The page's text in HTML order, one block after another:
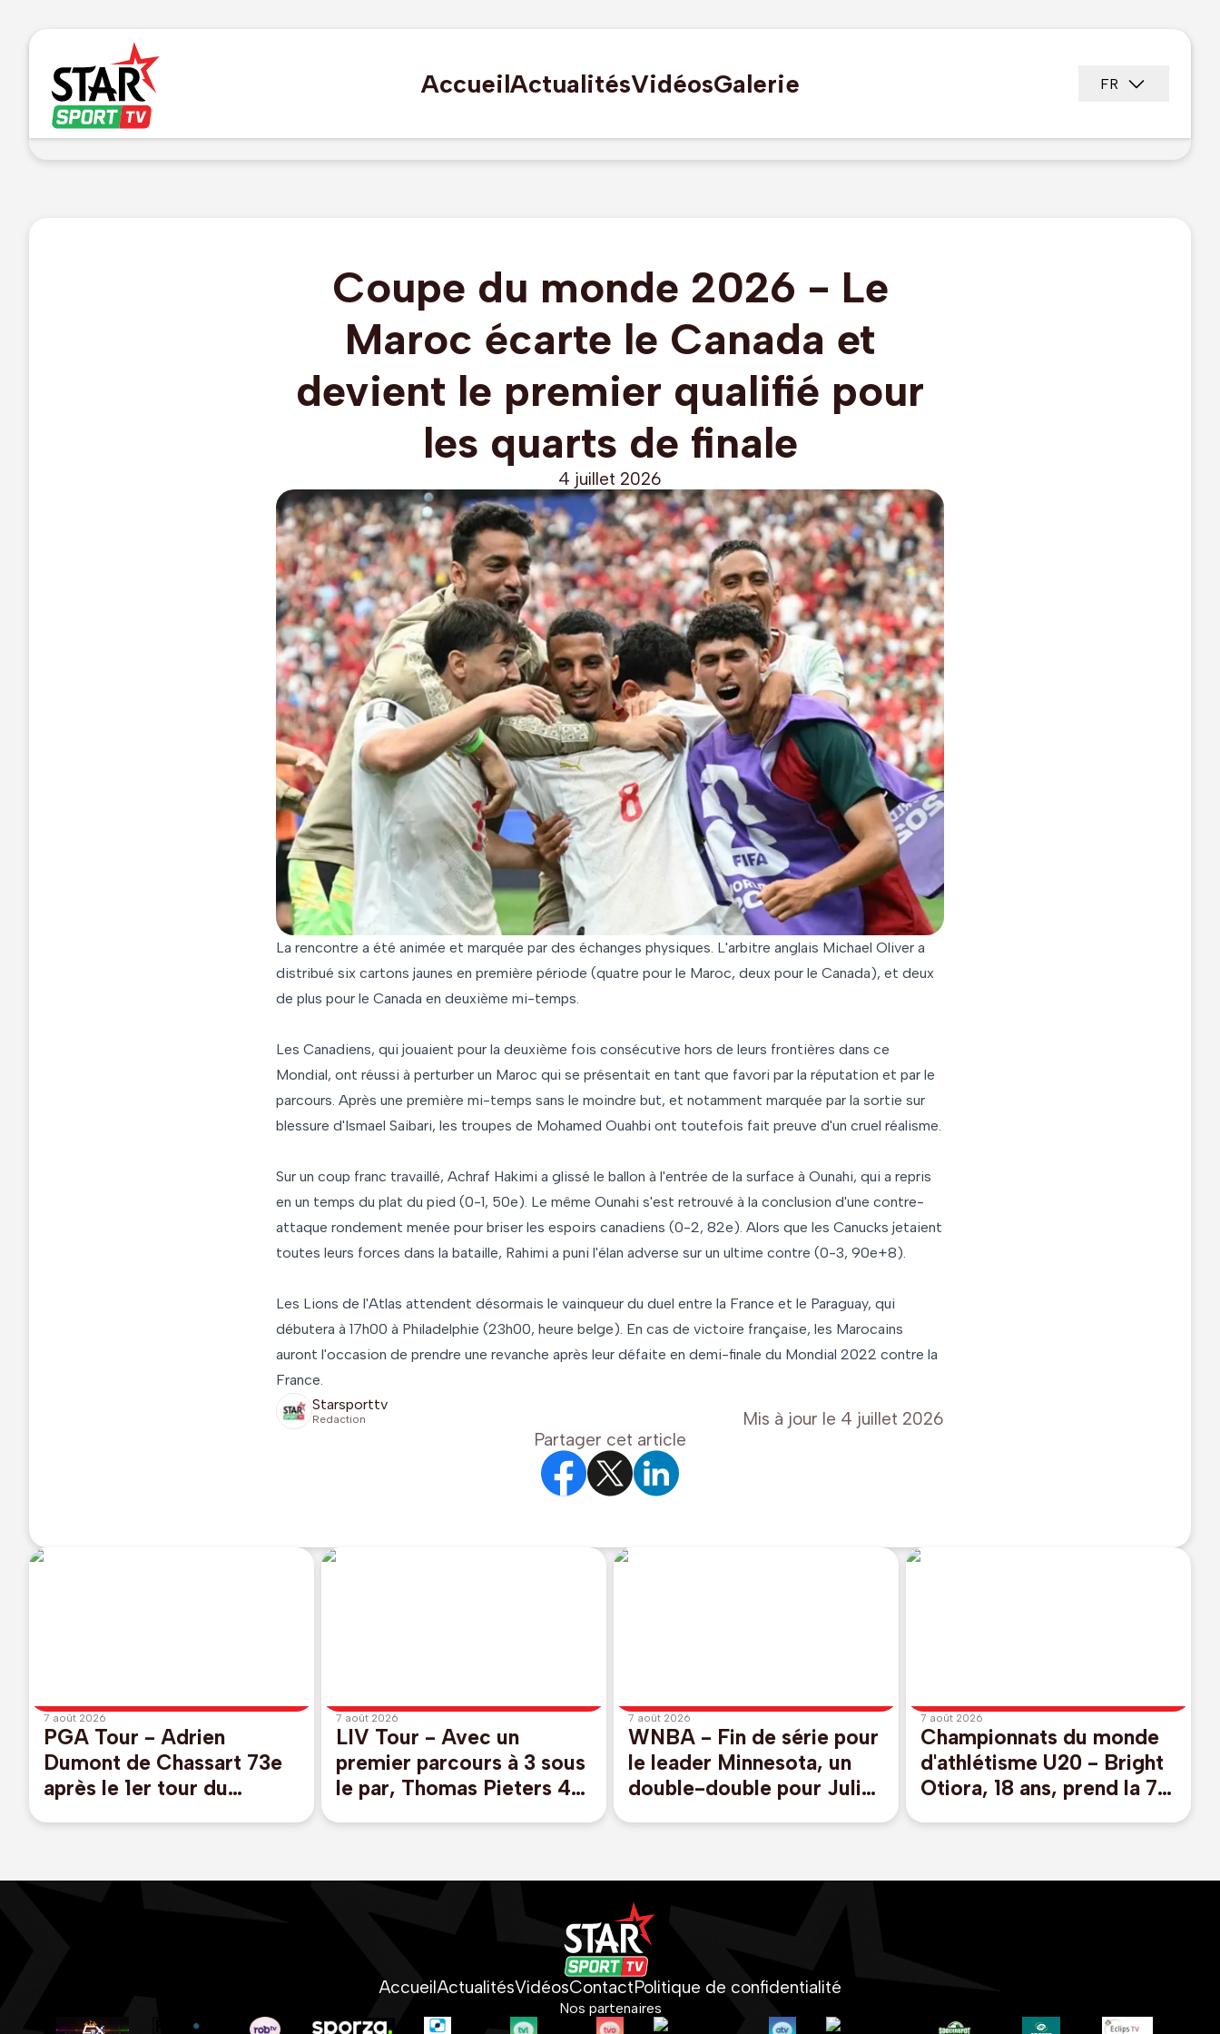
AccueilActualitésVidéosGalerie FR
Coupe du monde 2026 - Le
Maroc écarte le Canada et
devient le premier qualifié pour
les quarts de finale
4 juillet 2026
La rencontre a été animée et marquée par des échanges physiques. L'arbitre anglais Michael Oliver a
distribué six cartons jaunes en première période (quatre pour le Maroc, deux pour le Canada), et deux
de plus pour le Canada en deuxième mi-temps.
Les Canadiens, qui jouaient pour la deuxième fois consécutive hors de leurs frontières dans ce
Mondial, ont réussi à perturber un Maroc qui se présentait en tant que favori par la réputation et par le
parcours. Après une première mi-temps sans le moindre but, et notamment marquée par la sortie sur
blessure d'Ismael Saibari, les troupes de Mohamed Ouahbi ont toutefois fait preuve d'un cruel réalisme.
Sur un coup franc travaillé, Achraf Hakimi a glissé le ballon à l'entrée de la surface à Ounahi, qui a repris
en un temps du plat du pied (0-1, 50e). Le même Ounahi s'est retrouvé à la conclusion d'une contre-
attaque rondement menée pour briser les espoirs canadiens (0-2, 82e). Alors que les Canucks jetaient
toutes leurs forces dans la bataille, Rahimi a puni l'élan adverse sur un ultime contre (0-3, 90e+8).
Les Lions de l'Atlas attendent désormais le vainqueur du duel entre la France et le Paraguay, qui
débutera à 17h00 à Philadelphie (23h00, heure belge). En cas de victoire française, les Marocains
auront l'occasion de prendre une revanche après leur défaite en demi-finale du Mondial 2022 contre la
France.
Starsporttv
Redaction Mis à jour le 4 juillet 2026
Partager cet article
7 août 2026
PGA Tour - Adrien
Dumont de Chassart 73e
après le 1er tour du
7 août 2026
LIV Tour - Avec un
premier parcours à 3 sous
le par, Thomas Pieters 4e
7 août 2026
WNBA - Fin de série pour
le leader Minnesota, un
double-double pour Julie
7 août 2026
Championnats du monde
d'athlétisme U20 - Bright
Otiora, 18 ans, prend la 7e
AccueilActualitésVidéosContactPolitique de confidentialité
Nos partenaires